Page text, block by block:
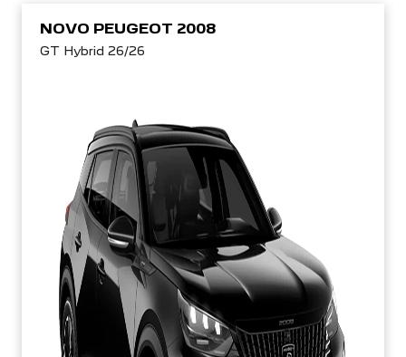
NOVO PEUGEOT 2008
GT Hybrid 26/26